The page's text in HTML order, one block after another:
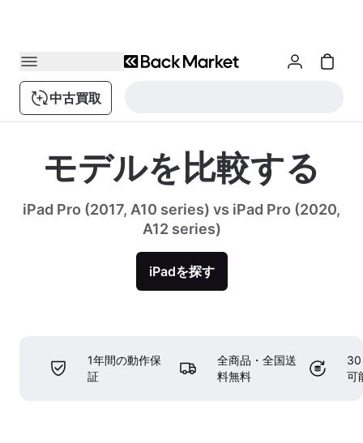
中古買取
モデルを比較する
iPad Pro (2017, A10 series) vs iPad Pro (2020,
A12 series)
iPadを探す
1年間の動作保
証
全商品・全国送
料無料
30
可